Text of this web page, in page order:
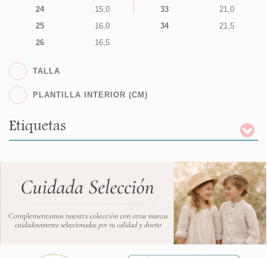
24
15,0
25
16,0
26
16,5
33
21,0
34
21,5
TALLA
PLANTILLA INTERIOR (CM)
Etiquetas